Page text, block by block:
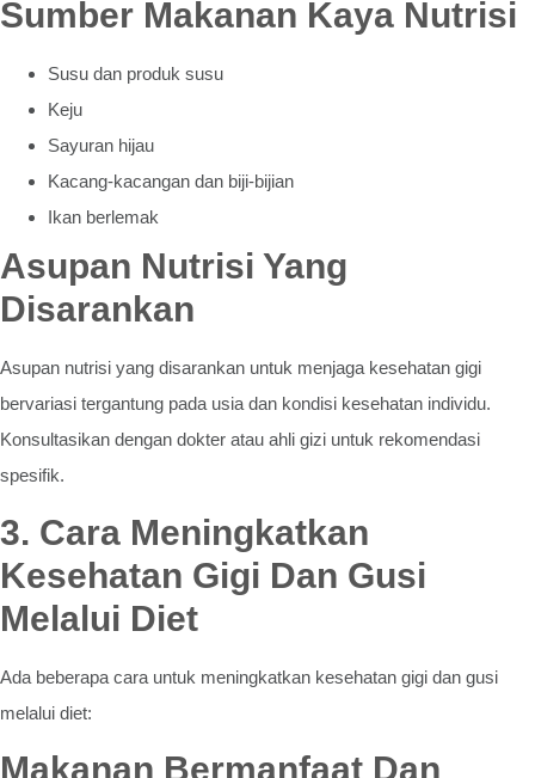
Sumber Makanan Kaya Nutrisi
Susu dan produk susu
Keju
Sayuran hijau
Kacang-kacangan dan biji-bijian
Ikan berlemak
Asupan Nutrisi Yang
Disarankan
Asupan nutrisi yang disarankan untuk menjaga kesehatan gigi
bervariasi tergantung pada usia dan kondisi kesehatan individu.
Konsultasikan dengan dokter atau ahli gizi untuk rekomendasi
spesifik.
3. Cara Meningkatkan
Kesehatan Gigi Dan Gusi
Melalui Diet
Ada beberapa cara untuk meningkatkan kesehatan gigi dan gusi
melalui diet:
Makanan Bermanfaat Dan